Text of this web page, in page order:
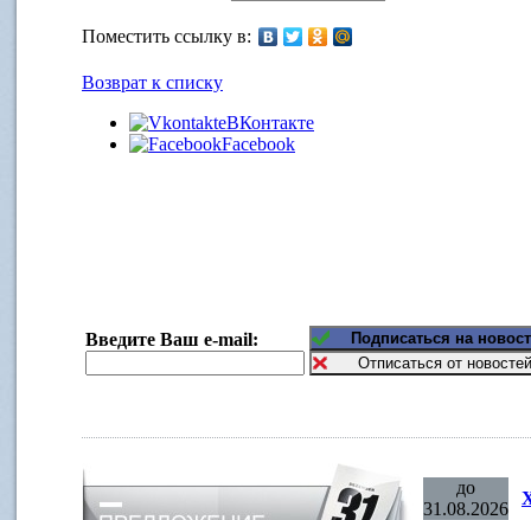
Поместить ссылку в:
Возврат к списку
ВКонтакте
Facebook
Введите Ваш e-mail:
до
31.08.2026